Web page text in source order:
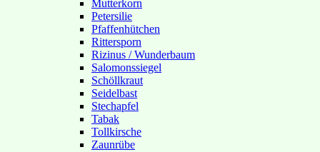
Mutterkorn
Petersilie
Pfaffenhütchen
Rittersporn
Rizinus / Wunderbaum
Salomonssiegel
Schöllkraut
Seidelbast
Stechapfel
Tabak
Tollkirsche
Zaunrübe